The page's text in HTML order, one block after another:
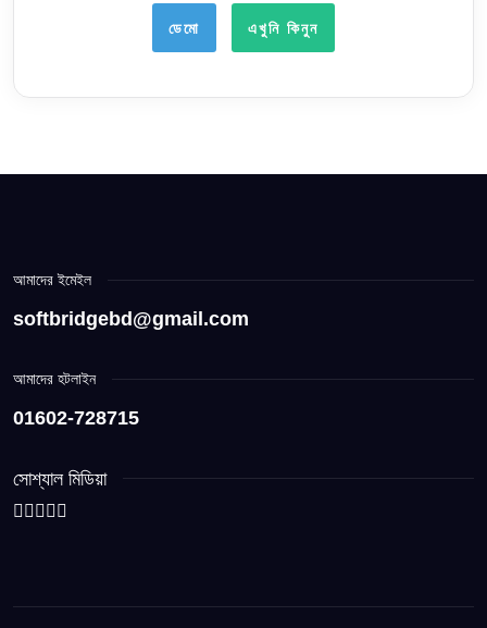
ডেমো এখুনি কিনুন
আমাদের ইমেইল
softbridgebd@gmail.com
আমাদের হটলাইন
01602-728715
সোশ্যাল মিডিয়া